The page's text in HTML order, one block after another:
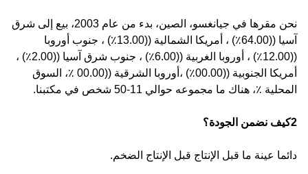
نحن مقرها في جيانغسو، الصين، بدء من عام 2003، بيع إلى شرق
آسيا ((64.00٪) ، أمريكا الشمالية ((13.00٪) ، جنوب أوروبا
((12.00٪) ، أوروبا الغربية ((6.00٪) ، جنوب شرق آسيا ((2.00٪) ،
أمريكا الجنوبية ((00.00٪) ،أوروبا الشرقية ((00.00 ٪، السوق
المحلية ٪، هناك ما مجموعه حوالي 11-50 شخص في مكتبنا.
2كيف نضمن الجودة؟
دائما عينة ما قبل الإنتاج قبل الإنتاج الضخم.